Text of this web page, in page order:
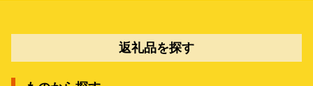
返礼品を探す